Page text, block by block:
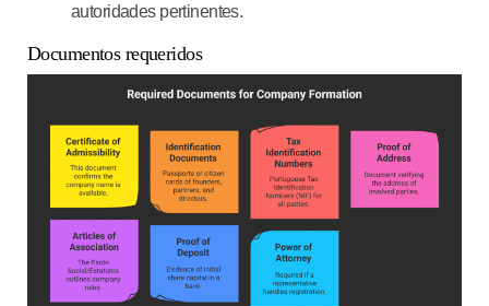
autoridades pertinentes.
Documentos requeridos